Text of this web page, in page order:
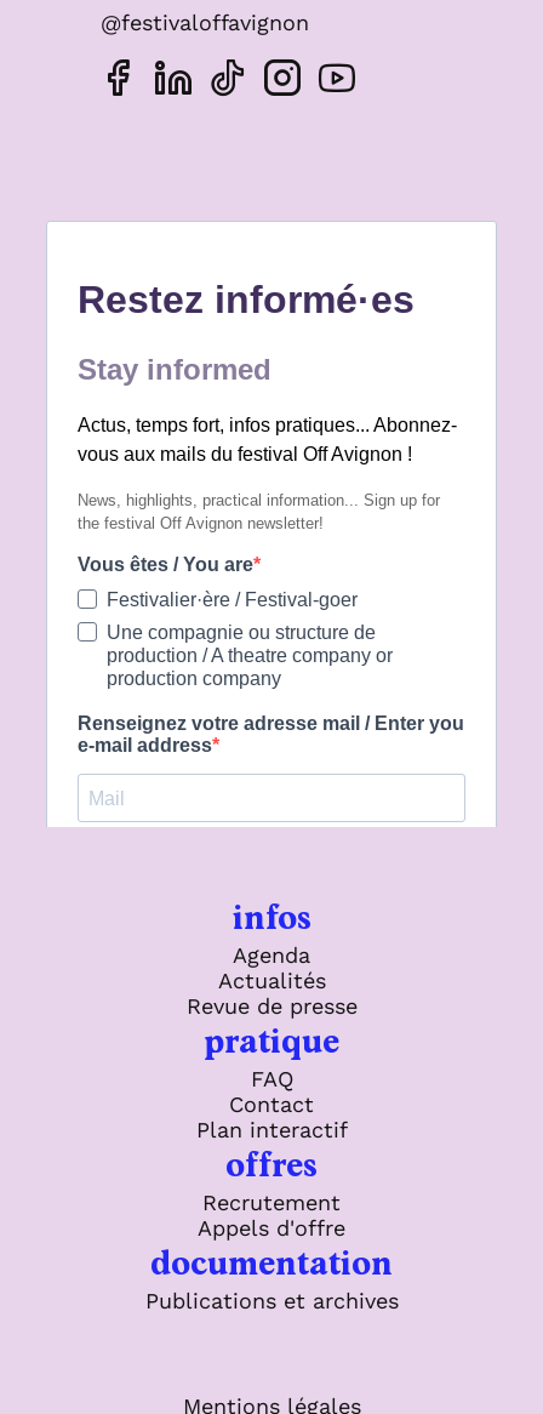
@festivaloffavignon
infos
Agenda
Actualités
Revue de presse
pratique
FAQ
Contact
Plan interactif
offres
Recrutement
Appels d'offre
documentation
Publications et archives
Mentions légales